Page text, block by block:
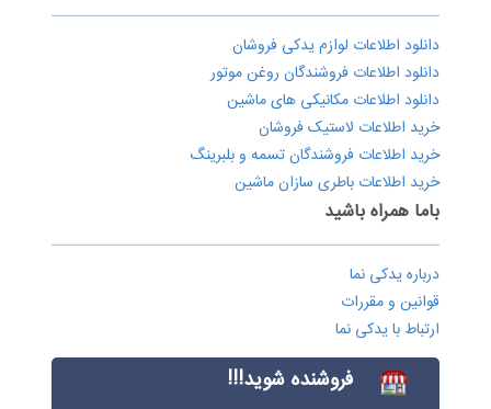
دانلود اطلاعات لوازم یدکی فروشان
دانلود اطلاعات فروشندگان روغن موتور
دانلود اطلاعات مکانیکی های ماشین
خرید اطلاعات لاستیک فروشان
خرید اطلاعات فروشندگان تسمه و بلبرینگ
خرید اطلاعات باطری سازان ماشین
باما همراه باشید
درباره یدکی نما
قوانین و مقررات
ارتباط با یدکی نما
فروشنده شوید!!!